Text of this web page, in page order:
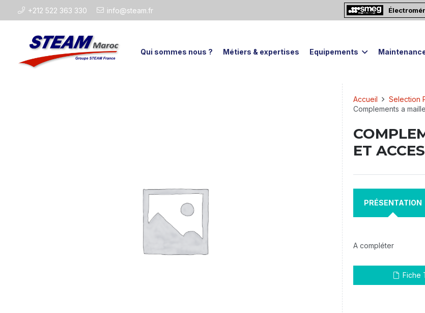
+212 522 363 330 info@steam.fr
Qui sommes nous ? Métiers & expertises Equipements
Accueil Selection
Complements a
ET
PRÉSENTATION
A compléter
Fiche